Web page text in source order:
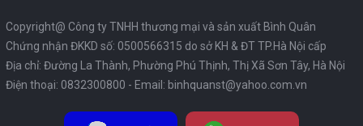
Copyright@ Công ty TNHH thương mại và sản xuất Bình Quân
Chứng nhận ĐKKD số: 0500566315 do sở KH & ĐT TP.Hà Nội cấp
Địa chỉ: Đường La Thành, Phường Phú Thịnh, Thị Xã Sơn Tây, Hà Nội
Điện thoại: 0832300800 - Email: binhquanst@yahoo.com.vn